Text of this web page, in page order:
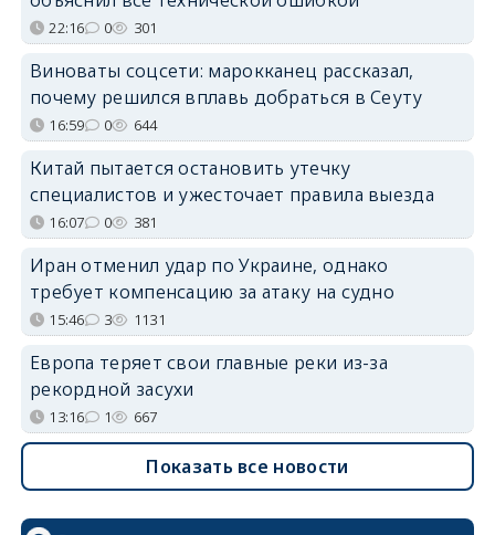
22:16 0 301
Виноваты соцсети: марокканец рассказал,
почему решился вплавь добраться в Сеуту
16:59 0 644
Китай пытается остановить утечку
специалистов и ужесточает правила выезда
16:07 0 381
Иран отменил удар по Украине, однако
требует компенсацию за атаку на судно
15:46 3 1131
Европа теряет свои главные реки из-за
рекордной засухи
13:16 1 667
Показать все новости